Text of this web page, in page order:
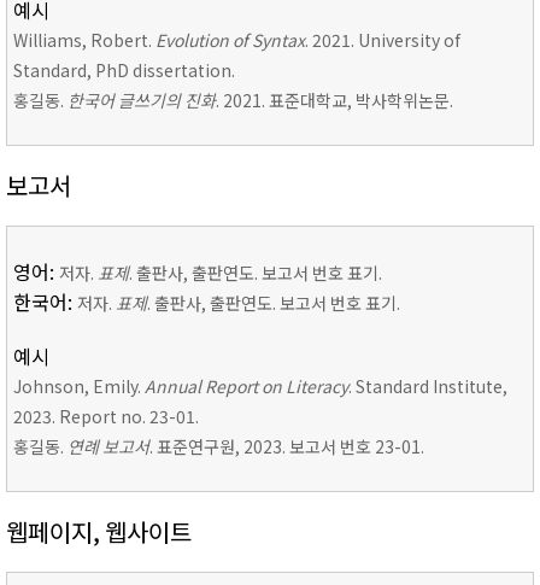
예시
Williams, Robert. Evolution of Syntax. 2021. University of
Standard, PhD dissertation.
홍길동. 한국어 글쓰기의 진화. 2021. 표준대학교, 박사학위논문.
보고서
영어: 저자. 표제. 출판사, 출판연도. 보고서 번호 표기.
한국어: 저자. 표제. 출판사, 출판연도. 보고서 번호 표기.
예시
Johnson, Emily. Annual Report on Literacy. Standard Institute,
2023. Report no. 23-01.
홍길동. 연례 보고서. 표준연구원, 2023. 보고서 번호 23-01.
웹페이지, 웹사이트